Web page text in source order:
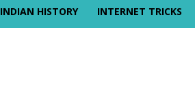
INDIAN HISTORY INTERNET TRICKS